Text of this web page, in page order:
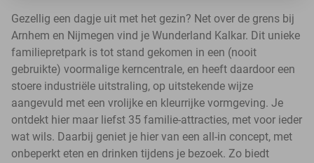
Gezellig een dagje uit met het gezin? Net over de grens bij
Arnhem en Nijmegen vind je Wunderland Kalkar. Dit unieke
familiepretpark is tot stand gekomen in een (nooit
gebruikte) voormalige kerncentrale, en heeft daardoor een
stoere industriële uitstraling, op uitstekende wijze
aangevuld met een vrolijke en kleurrijke vormgeving. Je
ontdekt hier maar liefst 35 familie-attracties, met voor ieder
wat wils. Daarbij geniet je hier van een all-in concept, met
onbeperkt eten en drinken tijdens je bezoek. Zo biedt